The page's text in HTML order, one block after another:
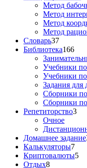
Метод
Метод
Метод
Метод
Словарь37
Библиотека166
Учебники
Учебники
Задания для
Сборники
Сборники
Репетиторство3
Очное
Домашнее задание
Калькуляторы7
Криптовалюты5
Отдых8